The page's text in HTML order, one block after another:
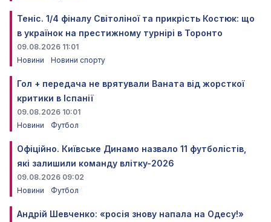
Теніс. 1/4 фіналу Світоліної та прикрість Костюк: що
в українок на престижному турнірі в Торонто
09.08.2026 11:01
Новини
Новини спорту
Гол + передача не врятували Ваната від жорсткої
критики в Іспанії
09.08.2026 10:01
Новини
Футбол
Офіційно. Київське Динамо назвало 11 футболістів,
які залишили команду влітку-2026
09.08.2026 09:02
Новини
Футбол
Андрій Шевченко: «росія знову напала на Одесу!»